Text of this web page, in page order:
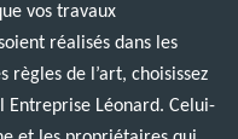
vos travaux
réalisés dans les
règles de l’art, choisissez
Entreprise Léonard. Celui-